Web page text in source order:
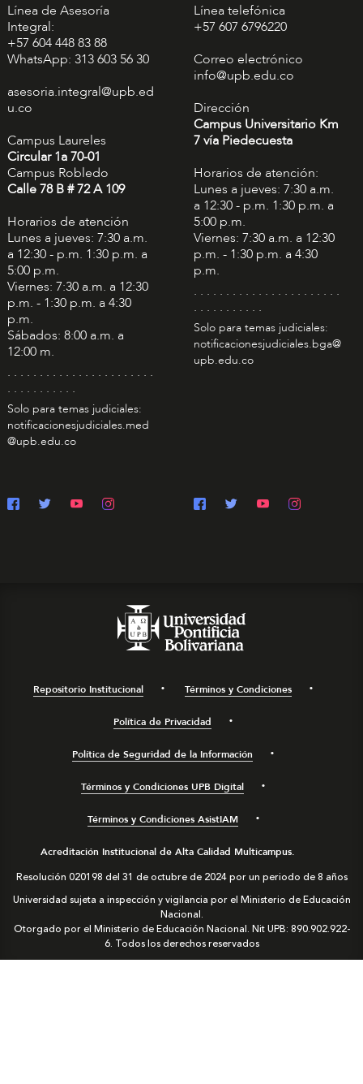
Línea de Asesoría
Integral:
+57 604 448 83 88
WhatsApp: 313 603 56 30
asesoria.integral@upb.ed
u.co
Campus Laureles
Circular 1a 70-01
Campus Robledo
Calle 78 B # 72 A 109
Horarios de atención
Lunes a jueves: 7:30 a.m.
a 12:30 - p.m. 1:30 p.m. a
5:00 p.m.
Viernes: 7:30 a.m. a 12:30
p.m. - 1:30 p.m. a 4:30
p.m.
Sábados: 8:00 a.m. a
12:00 m.
. . . . . . . . . . . . . . . . . . . . . . .
. . . . . . . . . . .
Solo para temas judiciales:
notificacionesjudiciales.med
@upb.edu.co
Línea telefónica
+57 607 6796220
Correo electrónico
info@upb.edu.co
Dirección
Campus Universitario Km
7 vía Piedecuesta
Horarios de atención:
Lunes a jueves: 7:30 a.m.
a 12:30 - p.m. 1:30 p.m. a
5:00 p.m.
Viernes: 7:30 a.m. a 12:30
p.m. - 1:30 p.m. a 4:30
p.m.
. . . . . . . . . . . . . . . . . . . . . . .
. . . . . . . . . . .
Solo para temas judiciales:
notificacionesjudiciales.bga@
upb.edu.co
Repositorio Institucional Términos y Condiciones
Política de Privacidad
Política de Seguridad de la Información
Términos y Condiciones UPB Digital
Términos y Condiciones AsistIAM
Acreditación Institucional de Alta Calidad Multicampus.
Resolución 020198 del 31 de octubre de 2024 por un periodo de 8 años
Universidad sujeta a inspección y vigilancia por el Ministerio de Educación
Nacional.
Otorgado por el Ministerio de Educación Nacional. Nit UPB: 890.902.922-
6. Todos los derechos reservados